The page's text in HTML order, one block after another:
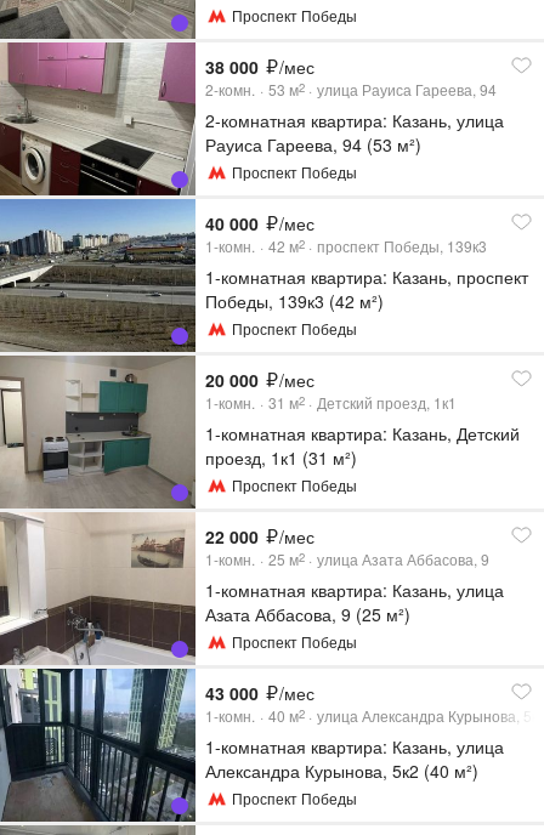
Проспект Победы
38 000 /мес
2-комн. 53 м2 улица Рауиса Гареева, 94
2-комнатная квартира: Казань, улица
Рауиса Гареева, 94 (53 м²)
Проспект Победы
40 000 /мес
1-комн. 42 м2 проспект Победы, 139к3
1-комнатная квартира: Казань, проспект
Победы, 139к3 (42 м²)
Проспект Победы
20 000 /мес
1-комн. 31 м2 Детский проезд, 1к1
1-комнатная квартира: Казань, Детский
проезд, 1к1 (31 м²)
Проспект Победы
22 000 /мес
1-комн. 25 м2 улица Азата Аббасова, 9
1-комнатная квартира: Казань, улица
Азата Аббасова, 9 (25 м²)
Проспект Победы
43 000 /мес
1-комн. 40 м2 улица Александра Курынова,
1-комнатная квартира: Казань, улица
Александра Курынова, 5к2 (40 м²)
Проспект Победы